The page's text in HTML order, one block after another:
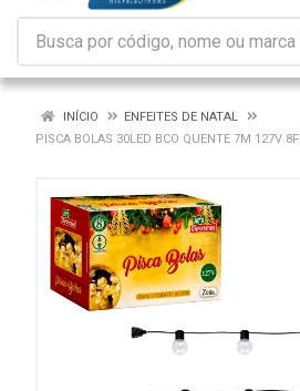
INÍCIO
ENFEITES DE NATAL
PISCA BOLAS 30LED BCO QUENTE 7M 127V 8F